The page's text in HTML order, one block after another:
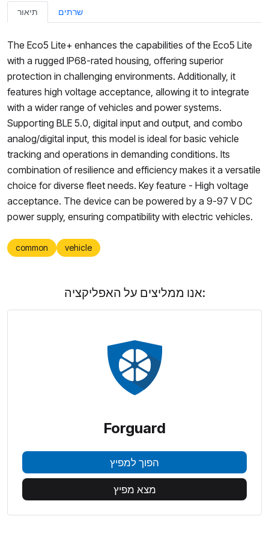
תיאור שרתים
The Eco5 Lite+ enhances the capabilities of the Eco5 Lite
with a rugged IP68-rated housing, offering superior
protection in challenging environments. Additionally, it
features high voltage acceptance, allowing it to integrate
with a wider range of vehicles and power systems.
Supporting BLE 5.0, digital input and output, and combo
analog/digital input, this model is ideal for basic vehicle
tracking and operations in demanding conditions. Its
combination of resilience and efficiency makes it a versatile
choice for diverse fleet needs. Key feature - High voltage
acceptance. The device can be powered by a 9-97 V DC
power supply, ensuring compatibility with electric vehicles.
common vehicle
אנו ממליצים על האפליקציה:
Forguard
הפוך למפיץ
מצא מפיץ